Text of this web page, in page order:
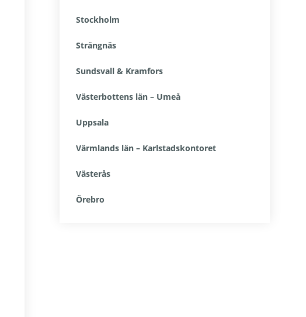
Stockholm
Strängnäs
Sundsvall & Kramfors
Västerbottens län – Umeå
Uppsala
Värmlands län – Karlstadskontoret
Västerås
Örebro